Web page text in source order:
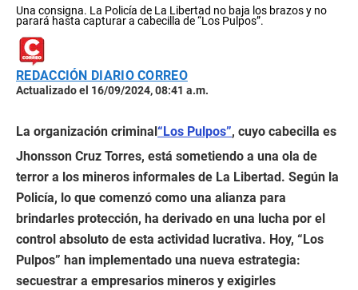
Una consigna. La Policía de La Libertad no baja los brazos y no
parará hasta capturar a cabecilla de “Los Pulpos”.
REDACCIÓN DIARIO CORREO
Actualizado el 16/09/2024, 08:41 a.m.
La organización criminal “Los Pulpos”, cuyo cabecilla es
Jhonsson Cruz Torres, está sometiendo a una ola de
terror a los mineros informales de La Libertad. Según la
Policía, lo que comenzó como una alianza para
brindarles protección, ha derivado en una lucha por el
control absoluto de esta actividad lucrativa. Hoy, “Los
Pulpos” han implementado una nueva estrategia:
secuestrar a empresarios mineros y exigirles